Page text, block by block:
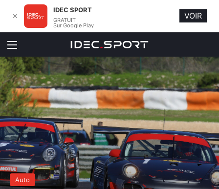
Menu
Auto
✕
IDEC SPORT
GRATUIT
Sur Google Play
VOIR